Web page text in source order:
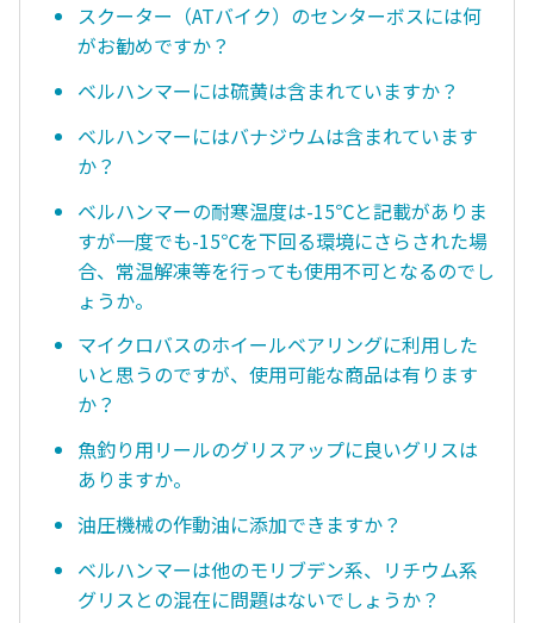
スクーター（ATバイク）のセンターボスには何
がお勧めですか？
ベルハンマーには硫黄は含まれていますか？
ベルハンマーにはバナジウムは含まれています
か？
ベルハンマーの耐寒温度は-15℃と記載がありま
すが一度でも-15℃を下回る環境にさらされた場
合、常温解凍等を行っても使用不可となるのでし
ょうか。
マイクロバスのホイールベアリングに利用した
いと思うのですが、使用可能な商品は有ります
か？
魚釣り用リールのグリスアップに良いグリスは
ありますか。
油圧機械の作動油に添加できますか？
ベルハンマーは他のモリブデン系、リチウム系
グリスとの混在に問題はないでしょうか？